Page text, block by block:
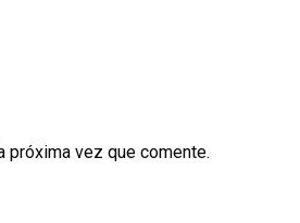
próxima vez que comente.